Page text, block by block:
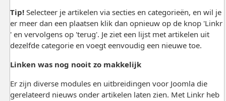
Tip!Selecteer je artikelen via secties en categorieën, en wil je
er meer dan een plaatsen klik dan opnieuw op de knop 'Linkr
' en vervolgens op 'terug'. Je ziet een lijst met artikelen uit
dezelfde categorie en voegt eenvoudig een nieuwe toe.
Linken was nog nooit zo makkelijk
Er zijn diverse modules en uitbreidingen voor Joomla die
gerelateerd nieuws onder artikelen laten zien. Met Linkr heb